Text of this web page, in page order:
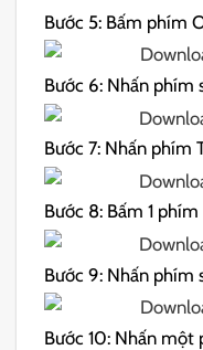
Bước 5: Bấm phím
Bước 6: Nhấn phím
Bước 7: Nhấn phím
Bước 8: Bấm 1
Bước 9: Nhấn phím
Bước 10: Nhấn một